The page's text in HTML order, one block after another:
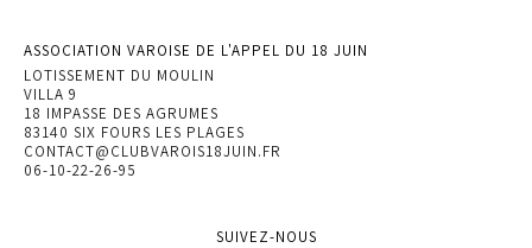
ASSOCIATION VAROISE DE L'APPEL DU 18 JUIN
LOTISSEMENT DU MOULIN
VILLA 9
18 IMPASSE DES AGRUMES
83140 SIX FOURS LES PLAGES
CONTACT@CLUBVAROIS18JUIN.FR
06-10-22-26-95
SUIVEZ-NOUS